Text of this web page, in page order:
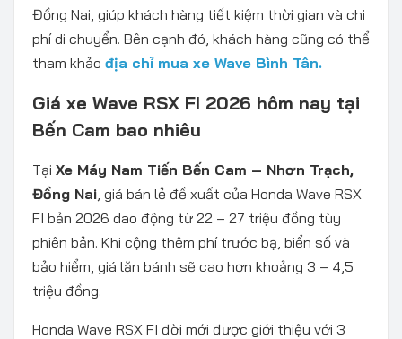
Đồng Nai, giúp khách hàng tiết kiệm thời gian và chi
phí di chuyển. Bên cạnh đó, khách hàng cũng có thể
tham khảo địa chỉ mua xe Wave Bình Tân.
Giá xe Wave RSX FI 2026 hôm nay tại
Bến Cam bao nhiêu
Tại Xe Máy Nam Tiến Bến Cam – Nhơn Trạch,
Đồng Nai , giá bán lẻ đề xuất của Honda Wave RSX
FI bản 2026 dao động từ 22 – 27 triệu đồng tùy
phiên bản. Khi cộng thêm phí trước bạ, biển số và
bảo hiểm, giá lăn bánh sẽ cao hơn khoảng 3 – 4,5
triệu đồng.
Honda Wave RSX FI đời mới được giới thiệu với 3